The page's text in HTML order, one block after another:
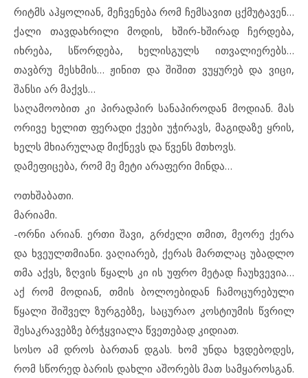
რიტმს აჰყოლიან, მეჩვენება რომ ჩემსავით ცქმუტავენ…
ქალი თავდახრილი მოდის, ხშირ-ხშირად ჩერდება,
იხრება, სწორდება, ხელისგულს ითვალიერებს…
თავბრუ მესხმის… ჟინით და შიშით ვუყურებ და ვიცი,
შანსი არ მაქვს…
საღამოობით კი პირადპირ სანაპიროდან მოდიან. მას
ორივე ხელით ფერადი ქვები უჭირავს, მაგიდაზე ყრის,
ხელს მხიარულად მიქნევს და წვენს მთხოვს.
დამეფიცება, რომ მე მეტი არაფერი მინდა…
ოთხშაბათი.
მარიამი.
-ორნი არიან. ერთი შავი, გრძელი თმით, მეორე ქერა
და ხვეულთმიანი. ვაღიარებ, ქერას მართლაც უბადლო
თმა აქვს, ზღვის წყალს კი ის უფრო მეტად ჩაუხვევია…
აქ რომ მოდიან, თმის ბოლოებიდან ჩამოცურებული
წყალი შიშველ ზურგებზე, საცურაო კოსტიუმის წვრილ
შესაკრავებზე ბრჭყვიალა წვეთებად კიდიათ.
სოსო ამ დროს ბართან დგას. ხომ უნდა ხვდებოდეს,
რომ სწორედ ბარის დახლი აშორებს მათ სამყაროსგან.